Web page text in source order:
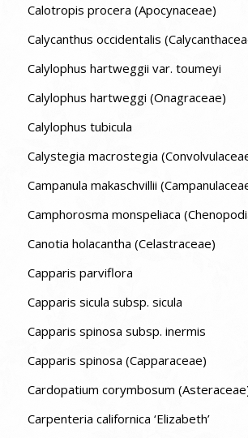
Calotropis procera (Apocynaceae)
Calycanthus occidentalis
Calylophus hartweggii var. toumeyi
Calylophus hartweggi (Onagraceae)
Calylophus tubicula
Calystegia macrostegia
Campanula makaschvillii
Camphorosma monspeliaca
Canotia holacantha (Celastraceae)
Capparis parviflora
Capparis sicula subsp. sicula
Capparis spinosa subsp. inermis
Capparis spinosa (Capparaceae)
Cardopatium corymbosum
Carpenteria californica ‘Elizabeth’